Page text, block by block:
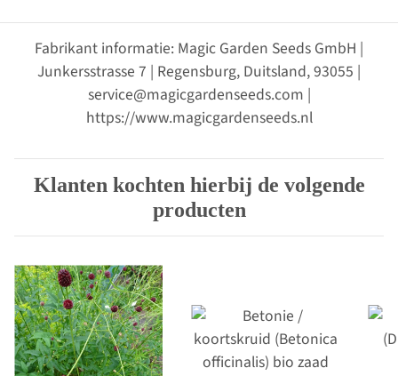
Fabrikant informatie: Magic Garden Seeds GmbH |
Junkersstrasse 7 | Regensburg, Duitsland, 93055 |
service@magicgardenseeds.com |
https://www.magicgardenseeds.nl
Klanten kochten hierbij de volgende
producten